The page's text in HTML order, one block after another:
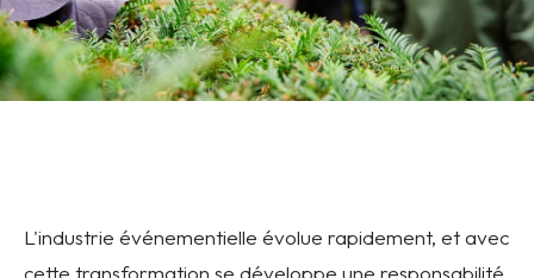
L'industrie événementielle évolue rapidement, et avec
cette transformation se développe une responsabilité